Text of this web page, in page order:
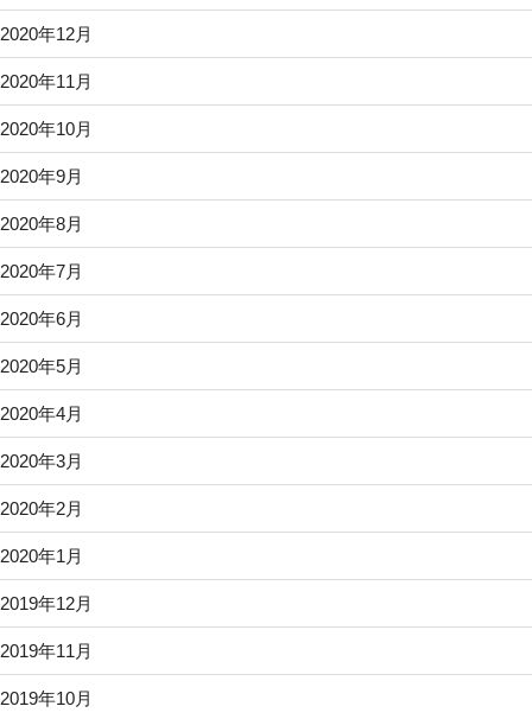
2020年12月
2020年11月
2020年10月
2020年9月
2020年8月
2020年7月
2020年6月
2020年5月
2020年4月
2020年3月
2020年2月
2020年1月
2019年12月
2019年11月
2019年10月